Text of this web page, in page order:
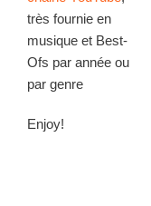
très fournie en
musique et Best-
Ofs par année ou
par genre
Enjoy!